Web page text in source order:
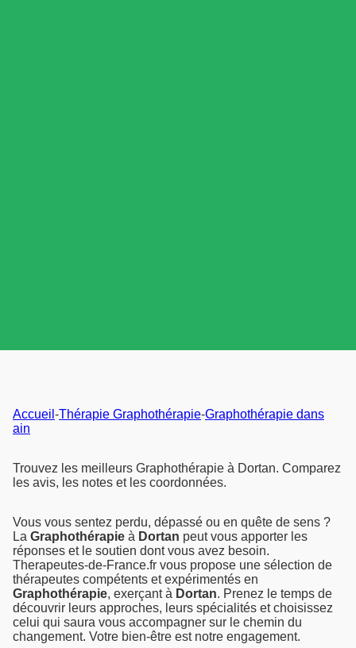
Accueil -Thérapie Graphothérapie-Graphothérapie dans
ain
Trouvez les meilleurs Graphothérapie à Dortan. Comparez
les avis, les notes et les coordonnées.
Vous vous sentez perdu, dépassé ou en quête de sens ?
La Graphothérapie à Dortan peut vous apporter les
réponses et le soutien dont vous avez besoin.
Therapeutes-de-France.fr vous propose une sélection de
thérapeutes compétents et expérimentés en
Graphothérapie, exerçant à Dortan. Prenez le temps de
découvrir leurs approches, leurs spécialités et choisissez
celui qui saura vous accompagner sur le chemin du
changement. Votre bien-être est notre engagement.